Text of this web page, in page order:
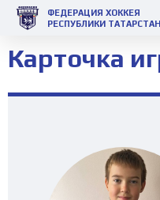
ФЕДЕРАЦИЯ ХОККЕЯ
РЕСПУБЛИКИ ТАТАРСТАН
Карточка